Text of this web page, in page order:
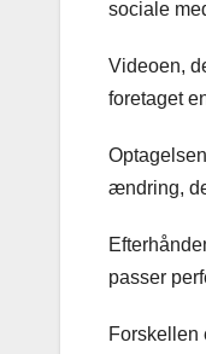
sociale
Videoen,
foretaget
ændring,
passer
Forskellen